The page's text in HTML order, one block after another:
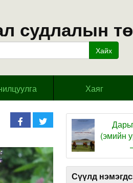
судлалын
Хайх
Хаяг
(эмийн
Сүүлд